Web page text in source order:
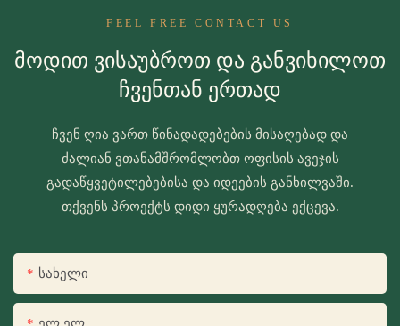
FEEL FREE CONTACT US
Მოდით Ვისაუბროთ Და Განვიხილოთ
Ჩვენთან Ერთად
ჩვენ ღია ვართ წინადადებების მისაღებად და
ძალიან ვთანამშრომლობთ ოფისის ავეჯის
გადაწყვეტილებებისა და იდეების განხილვაში.
თქვენს პროექტს დიდი ყურადღება ექცევა.
Სახელი